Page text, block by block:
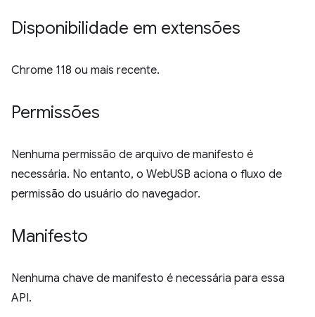
Disponibilidade em extensões
Chrome 118 ou mais recente.
Permissões
Nenhuma permissão de arquivo de manifesto é
necessária. No entanto, o WebUSB aciona o fluxo de
permissão do usuário do navegador.
Manifesto
Nenhuma chave de manifesto é necessária para essa
API.